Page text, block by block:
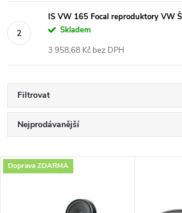
IS VW 165 Focal reproduktory VW
Skladem
3 958,68 Kč bez DPH
Filtrovat
Ř
a
Nejprodávanější
Nejdražší
V
Doprava ZDARMA